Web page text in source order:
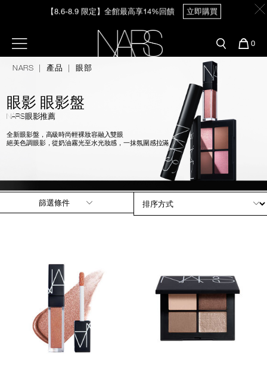
【8.6-8.9 限定】全館最高享14%回饋 立即購買
【8/3-8/10限定】明星底妝買1送1
立即購買
新客首購輸＜WELCOME＞享9折
選單"
您
0
官網最新活動
預約金曲獎妝容
官網優惠活動
官網獨家組合
水光頰彩系列
新客專屬優惠
彩盤及禮盒組
臉部
雙頰
唇部
眼部
彩妝服務
彩妝專欄
粉底線上試色
專業彩妝學院
眼影 眼影盤
NARS眼影推薦
全新眼影盤，高級時尚輕裸妝容融入雙眼
絕美色調眼影，從奶油霧光至水光妝感，一抹氛圍感拉滿
NARS 產品 眼部
篩選條件